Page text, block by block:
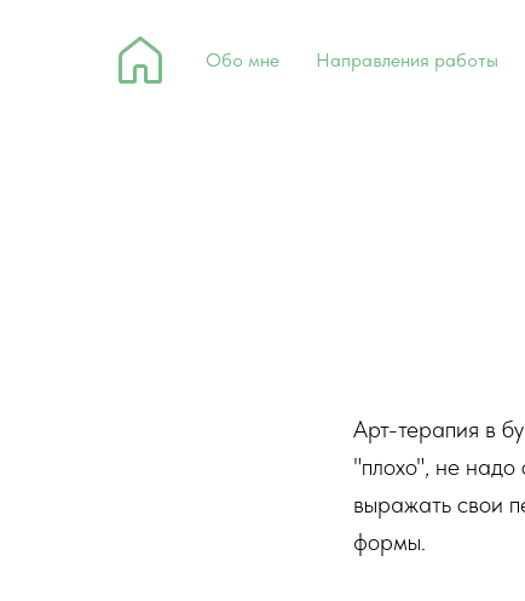
Обо мне Направления работы
Арт-терапия в
"плохо", не надо
выражать свои
формы.